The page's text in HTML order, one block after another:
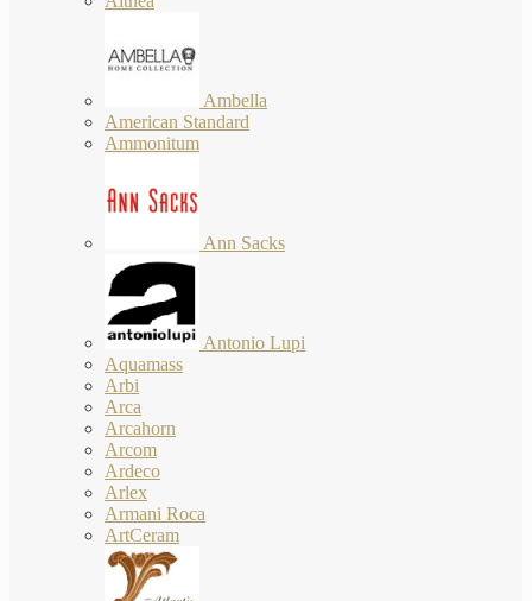
Ambella
American Standard
Ammonitum
Ann Sacks
Antonio Lupi
Aquamass
Arbi
Arca
Arcahorn
Arcom
Ardeco
Arlex
Armani Roca
ArtCeram